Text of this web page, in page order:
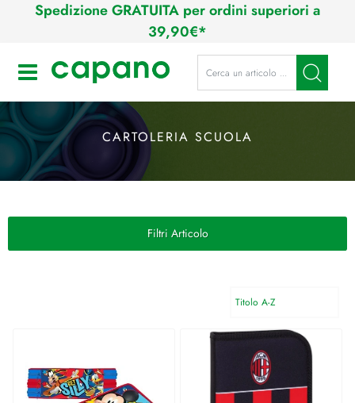
Spedizione GRATUITA per ordini superiori a
39,90€*
Open La modifica di un filtro
CARTOLERIA SCUOLA
Filtri Articolo